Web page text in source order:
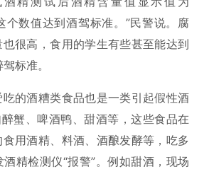
个数值达到酒驾标准。”民警说。腐
很高，食用的学生有些甚至能达到
标准。
的酒糟类食品也是一类引起假性酒
蟹、啤酒鸭、甜酒等，这些食品在
用酒精、料酒、酒酿发酵等，吃多
精检测仪“报警”。例如甜酒，现场